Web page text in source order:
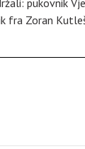
pukovnik
fra Zoran